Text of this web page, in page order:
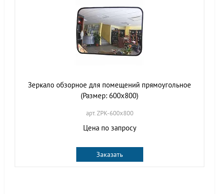
Зеркало обзорное для помещений прямоугольное
(Размер: 600х800)
арт. ZPK-600х800
Цена по запросу
Заказать